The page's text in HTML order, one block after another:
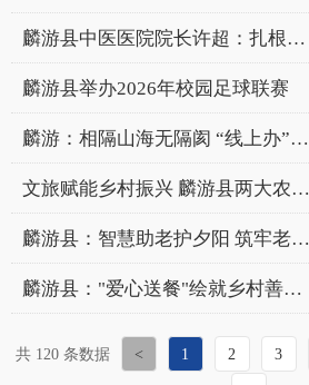
麟游县中医医院院长许超：扎根一线三十载 守护健康践初心
麟游县举办2026年校园足球联赛
麟游：相隔山海无隔阂 “线上办”减负又温情
文旅赋能乡村振兴 麟游县两大农文旅项目签约落地
麟游县：智慧助老护夕阳 筑牢老年数字安全防护网
麟游县："爱心送餐"绘就乡村善治新图景
共 120 条数据 < 1 2 3